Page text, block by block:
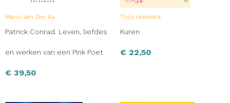
Manu Van Der Aa
Patrick Conrad. Leven, liefdes
en werken van een Pink Poet
€ 39,50
Thijs Hoekstra
Kuren
€ 22,50